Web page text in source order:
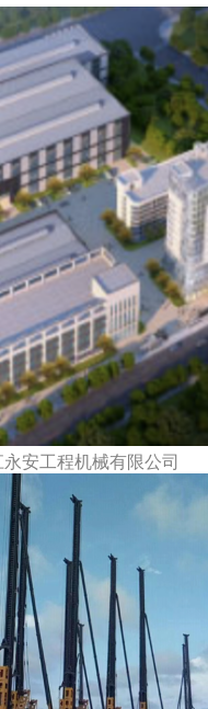
安工程机械有限公司